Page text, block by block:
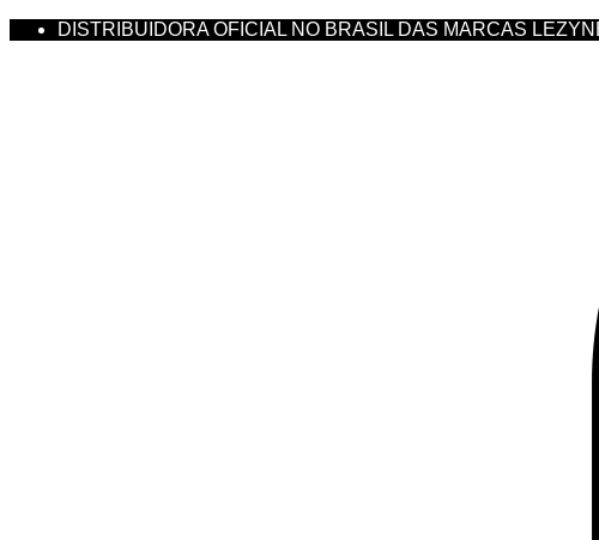
DISTRIBUIDORA OFICIAL NO BRASIL DAS MARCAS